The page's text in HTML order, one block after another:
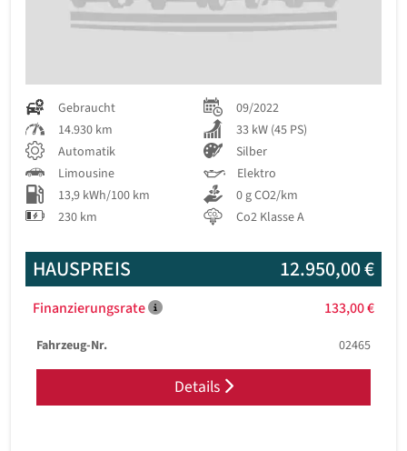
Gebraucht
09/2022
14.930 km
33 kW (45 PS)
Automatik
Silber
Limousine
Elektro
13,9 kWh/100 km
0 g CO2/km
230 km
Co2 Klasse A
HAUSPREIS 12.950,00 €
Finanzierungsrate 133,00 €
Fahrzeug-Nr. 02465
Details